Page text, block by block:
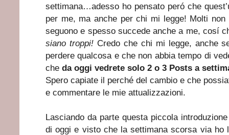
settimana…adesso ho pensato peró che
per me, ma anche per chi mi legge! Molti
seguono e spesso succede anche a me, cosí
siano troppi!Credo che chi mi legge, anche
perdere qualcosa e che non abbia tempo di
che da oggi vedrete solo 2 o 3 Posts a
Spero capiate il perché del cambio e che
e commentare le mie attualizzazioni.
Lasciando da parte questa piccola
di oggi e visto che la settimana scorsa via ho